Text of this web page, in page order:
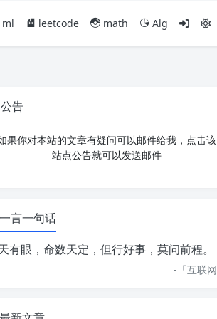
ml leetcode math Alg
公告
果你对本站的文章有疑问可以邮件给我，点击该
站点公告就可以发送邮件
一言一句话
有眼，命数天定，但行好事，莫问前程。
-「互联网